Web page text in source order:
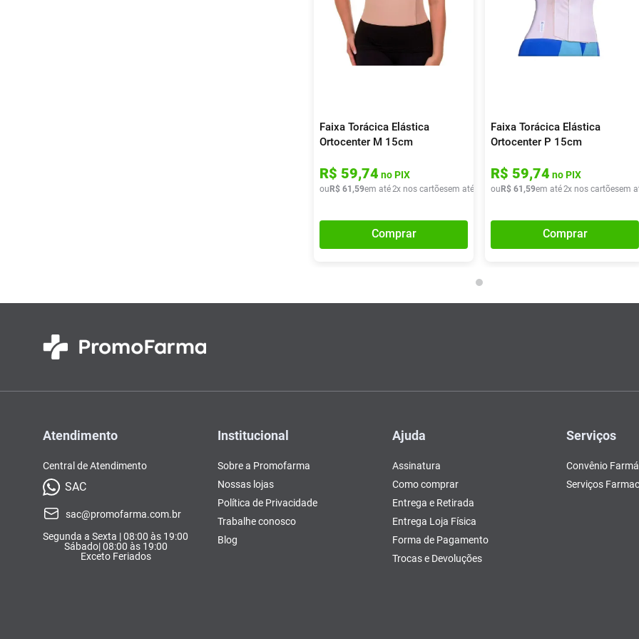
Faixa Torácica Elástica
Ortocenter M 15cm
R$ 59,74 no PIX
ou R$ 61 ,59em até2x nos cartõesem até x deR$ 30, 79
Comprar
Faixa Torácica Elástica
Ortocenter P 15cm
R$ 59,74 no PIX
ou R$ 61 ,59em até2x nos cartõesem
Comprar
Atendimento
Central de Atendimento
SAC
sac@promofarma.com.br
Segunda a Sexta | 08:00 às 19:00
Sábado| 08:00 às 19:00
Exceto Feriados
Institucional
Sobre a Promofarma
Nossas lojas
Política de Privacidade
Trabalhe conosco
Blog
Ajuda
Assinatura
Como comprar
Entrega e Retirada
Entrega Loja Física
Forma de Pagamento
Trocas e Devoluções
Serviços
Convênio
Serviços